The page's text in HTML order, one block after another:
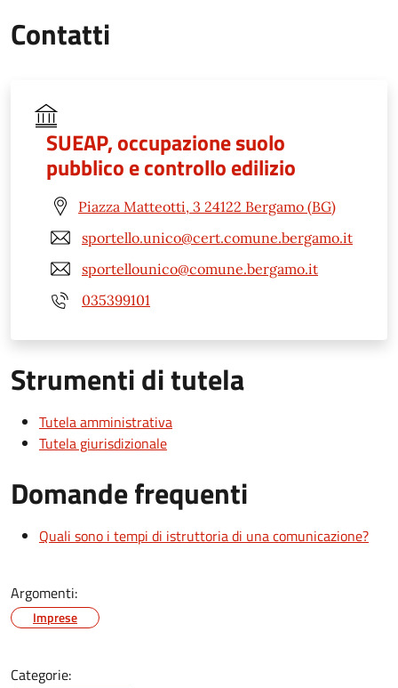
Contatti
SUEAP, occupazione suolo
pubblico e controllo edilizio
Piazza Matteotti, 3 24122 Bergamo (BG)
sportello.unico@cert.comune.bergamo.it
sportellounico@comune.bergamo.it
035399101
Strumenti di tutela
Tutela amministrativa
Tutela giurisdizionale
Domande frequenti
Quali sono i tempi di istruttoria di una comunicazione?
Argomenti:
Imprese
Categorie: